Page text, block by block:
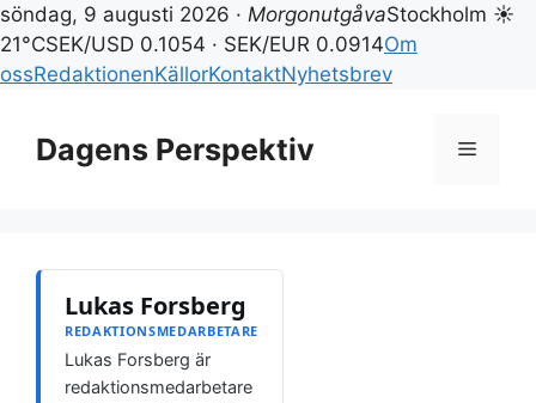
söndag, 9 augusti 2026 · MorgonutgåvaStockholm ☀
21°CSEK/USD 0.1054 · SEK/EUR 0.0914Om
ossRedaktionenKällorKontaktNyhetsbrev
innehållDagens Perspektiv Meny
Lukas Forsberg
REDAKTIONSMEDARBETARE
Lukas Forsberg är
redaktionsmedarbetare